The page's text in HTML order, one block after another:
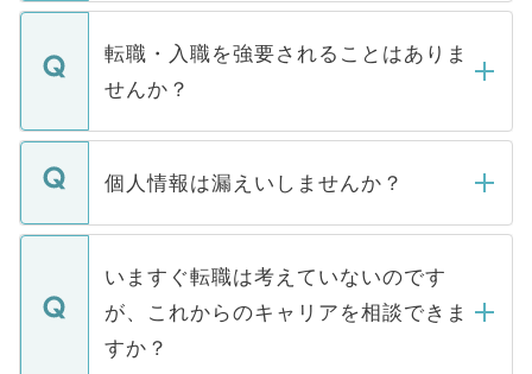
ます。通常、5営業日以内にはご連絡をせて
いただきますので、しばらくお待ちくださ
マイナビDOCTORで取り扱っている求人の
うち約3割は、Webサイトからご覧いただ
けない「非公開求人」です。非公開求人は
下記の理由によって、一般には公開してい
ません。
■応募殺到を避けるため 人気のある医療機
関を公にしてしまうと、応募が殺到する場
に、医療機関が求める条件に合った人材の
みを人材紹介会社に依頼するケースが増え
ています。
転職・入職を強要されることはありま
せんか？
転職・入職を強要することは一切ありませ
ん。また、仮に応募先から内定をいただい
定を承諾する必要はありません。内定先へ
の辞退の連絡はキャリアパートナーが行い
個人情報は漏えいしませんか？
個人情報が漏えいすることはありませんの
で、ご安心ください。当サイトからの登録
などで収集したご登録者様の個人情報は、
ご本人のキャリアアップおよび転職活動の
支援を目的に使用いたします。お預かりし
いますぐ転職は考えていないのです
が、これからのキャリアを相談できま
すか？